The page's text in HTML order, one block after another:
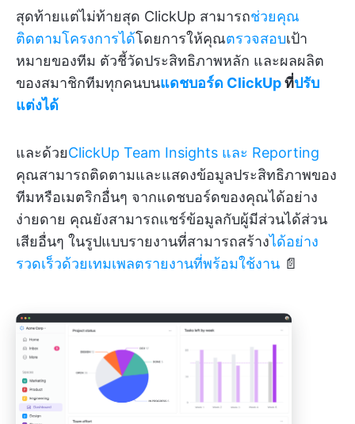
สุดท้ายแต่ไม่ท้ายสุด ClickUp สามารถช่วยคุณ
ติดตามโครงการได้โดยการให้คุณตรวจสอบเป้า
หมายของทีม ตัวชี้วัดประสิทธิภาพหลัก และผลผลิต
ของสมาชิกทีมทุกคนบนแดชบอร์ด ClickUpที่ปรับ
แต่งได้
และด้วยClickUp Team Insights และ Reporting
คุณสามารถติดตามและแสดงข้อมูลประสิทธิภาพของ
ทีมหรือเมตริกอื่นๆ จากแดชบอร์ดของคุณได้อย่าง
ง่ายดาย คุณยังสามารถแชร์ข้อมูลกับผู้มีส่วนได้ส่วน
เสียอื่นๆ ในรูปแบบรายงานที่สามารถสร้างได้อย่าง
รวดเร็วด้วยเทมเพลตรายงานที่พร้อมใช้งาน 📄